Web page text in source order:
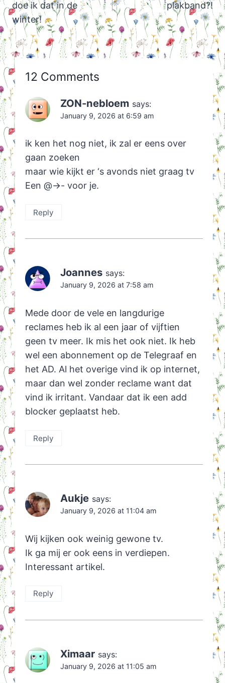
doe ik dat in de
winter!
plakband?!
12 Comments
ZON-nebloem says:
January 9, 2026 at 6:59 am
ik ken het nog niet, ik zal er eens over
gaan zoeken
maar wie kijkt er ‘s avonds niet graag tv
Een @->- voor je.
Reply
Joannes says:
January 9, 2026 at 7:58 am
Mede door de vele en langdurige
reclames heb ik al een jaar of vijftien
geen tv meer. Ik mis het ook niet. Ik heb
wel een abonnement op de Telegraaf en
het AD. Al het overige vind ik op internet,
maar dan wel zonder reclame want dat
vind ik irritant. Vandaar dat ik een add
blocker geplaatst heb.
Reply
Aukje says:
January 9, 2026 at 11:04 am
Wij kijken ook weinig gewone tv.
Ik ga mij er ook eens in verdiepen.
Interessant artikel.
Reply
Ximaar says:
January 9, 2026 at 11:05 am